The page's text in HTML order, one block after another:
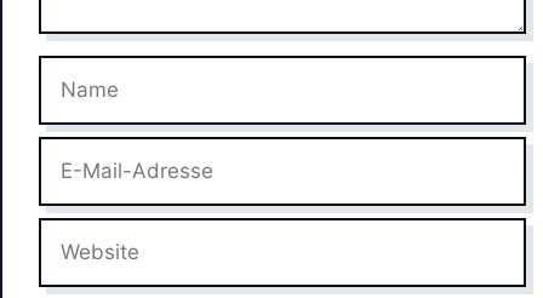
Adresse